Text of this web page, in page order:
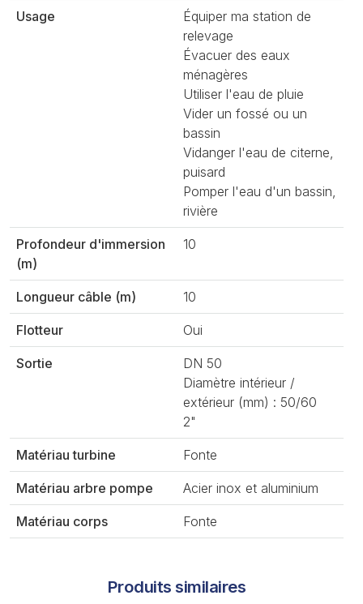
Usage
Équiper ma station de
relevage
Évacuer des eaux
ménagères
Utiliser l'eau de pluie
Vider un fossé ou un
bassin
Vidanger l'eau de citerne,
puisard
Pomper l'eau d'un bassin,
rivière
Profondeur d'immersion
(m)
10
Longueur câble (m) 10
Flotteur Oui
Sortie
DN 50
Diamètre intérieur /
extérieur (mm) : 50/60
2"
Matériau turbine Fonte
Matériau arbre pompe Acier inox et aluminium
Matériau corps Fonte
Produits similaires